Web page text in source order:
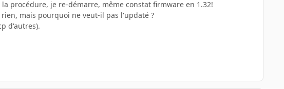
procédure, je re-démarre, même constat firmware en 1.32!
mais pourquoi ne veut-il pas l'updaté ?
d'autres).